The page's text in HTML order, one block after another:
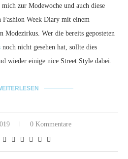
zur Modewoche und auch diese
Week Diary mit einem
Modezirkus. Wer die bereits geposteten
noch nicht gesehen hat, sollte dies
wieder einige nice Street Style dabei.
0 Kommentare